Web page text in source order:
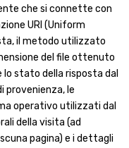
che si connette con
URI (Uniform
il metodo utilizzato
del file ottenuto
stato della risposta dal
provenienza, le
operativo utilizzati dal
della visita (ad
pagina) e i dettagli